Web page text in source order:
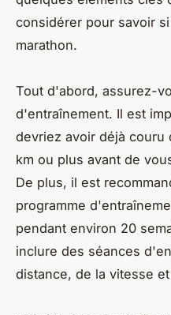
considérer pour savoir
marathon.
Tout d'abord, assurez-
d'entraînement. Il est
devriez avoir déjà couru
km ou plus avant de
De plus, il est
programme
pendant environ 20
inclure des séances
distance, de la vitesse